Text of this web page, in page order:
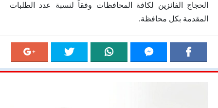
الحجاج الفائزين لكافة المحافظات وفقاً لنسبة عدد الطلبات
المقدمة بكل محافظة.